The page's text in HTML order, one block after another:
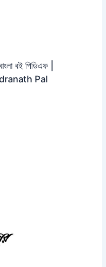
বই পিডিএফ |
Pal